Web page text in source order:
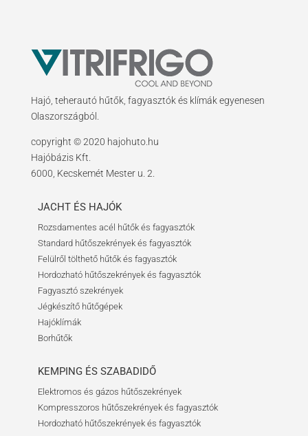
Hajó, teherautó hűtők, fagyasztók és klímák egyenesen
Olaszországból.
copyright © 2020 hajohuto.hu
Hajóbázis Kft.
6000, Kecskemét Mester u. 2.
JACHT ÉS HAJÓK
Rozsdamentes acél hűtők és fagyasztók
Standard hűtőszekrények és fagyasztók
Felülről tölthető hűtők és fagyasztók
Hordozható hűtőszekrények és fagyasztók
Fagyasztó szekrények
Jégkészítő hűtőgépek
Hajóklímák
Borhűtők
KEMPING ÉS SZABADIDŐ
Elektromos és gázos hűtőszekrények
Kompresszoros hűtőszekrények és fagyasztók
Hordozható hűtőszekrények és fagyasztók